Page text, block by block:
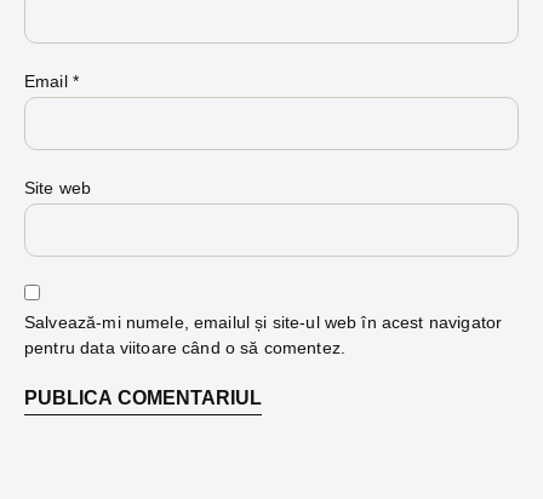
Email *
Site web
Salvează-mi numele, emailul și site-ul web în acest navigator
pentru data viitoare când o să comentez.